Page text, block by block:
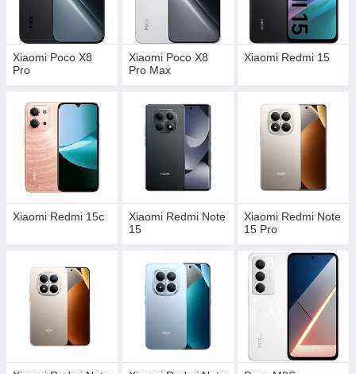
Xiaomi Poco X8
Pro
Xiaomi Poco X8
Pro Max
Xiaomi Redmi 15
Xiaomi Redmi 15c
Xiaomi Redmi Note
15
Xiaomi Redmi Note
15 Pro